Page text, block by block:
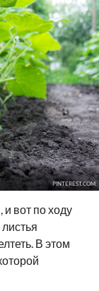
PINTEREST.COM
вот по ходу
листья
В этом